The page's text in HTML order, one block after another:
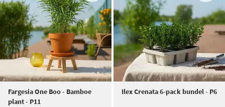
Fargesia One Boo - Bamboe
plant - P11
Ilex Crenata 6-pack bundel - P6